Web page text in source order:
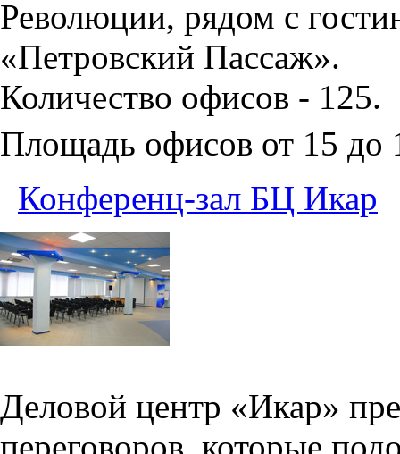
Революции, рядом с
«Петровский Пассаж».
Количество офисов - 125.
Площадь офисов от 15 до
Конференц-зал БЦ Икар
Деловой центр «Икар»